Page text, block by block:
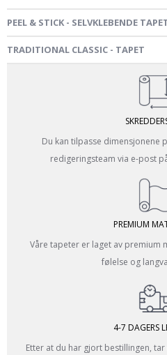
PEEL & STICK - SELVKLEBENDE
TRADITIONAL CLASSIC - TAPET
Du kan tilpasse dimensjonene
redigeringsteam via e-post
PREMIUM
Våre tapeter er laget av premium
følelse og
4-7 DAGERS
Etter at du har gjort bestillingen,